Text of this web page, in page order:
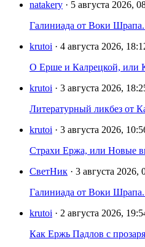
natakery · 5 августа 2026,
Галиниада от Воки
krutoi · 4 августа 2026,
О Ерше и Калрецкой, или
krutoi · 3 августа 2026,
Литературный ликбез от
krutoi · 3 августа 2026,
Страхи Ержа, или Новые
СветНик · 3 августа 2026,
Галиниада от Воки Шрапа.
krutoi · 2 августа 2026,
Как Ержь Падлов с